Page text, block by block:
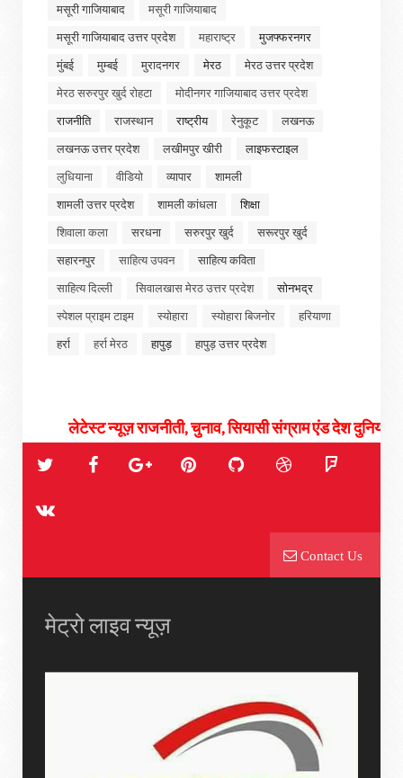
मसूरी गाजियाबाद
मसूरी गाजियाबाद
मसूरी गाजियाबाद उत्तर प्रदेश
महाराष्ट्र
मुजफ्फरनगर
मुंबई
मुम्बई मुरादनगर मेरठ
मेरठ उत्तर प्रदेश
मेरठ सरुरपुर खुर्द रोहटा
मोदीनगर गाजियाबाद उत्तर प्रदेश
राजनीति
राजस्थान राष्ट्रीय रेनुकूट
लखनऊ
लखनऊ उत्तर प्रदेश
लखीमपुर खीरी
लाइफस्टाइल
लुधियाना
वीडियो व्यापार
शामली
शामली उत्तर प्रदेश
शामली कांधला
शिक्षा
शिवाला कला
सरधना सरुरपुर खुर्द
सरूरपुर खुर्द
सहारनपुर
साहित्य उपवन
साहित्य कविता
साहित्य दिल्ली
सिवालखास मेरठ उत्तर प्रदेश
सोनभद्र
स्पेशल प्राइम टाइम
स्योहारा स्योहारा बिजनोर
हरियाणा
हर्रा
हर्रा मेरठ हापुड़ हापुड़ उत्तर प्रदेश
न्यूज़ राजनीती, चुनाव, सियासी संग्राम एंड देश दुनिया की तमाम
Contact Us
मेट्रो लाइव न्यूज़